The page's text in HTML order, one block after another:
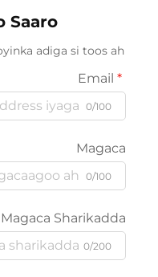
Saaro
adiga si toos ah.
0/100
Magaca
0/100
Magaca Sharikadda
0/200